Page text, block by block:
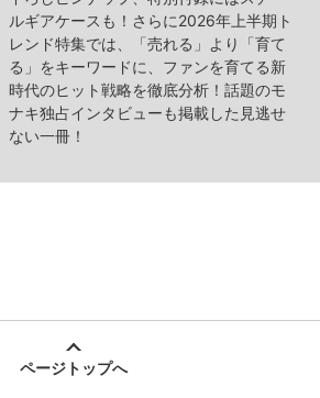
ルギアケースも！さらに2026年上半期ト
レンド特集では、「売れる」より「育て
る」をキーワードに、ファンを育てる新
時代のヒット戦略を徹底分析！話題のモ
ナキ独占インタビューも掲載した見逃せ
ない一冊！
ページトップへ